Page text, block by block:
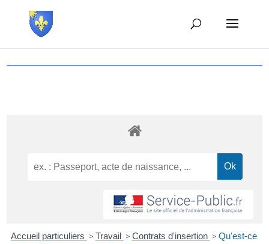
Accueil particuliers > Travail > Contrats d'insertion > Qu'est-ce